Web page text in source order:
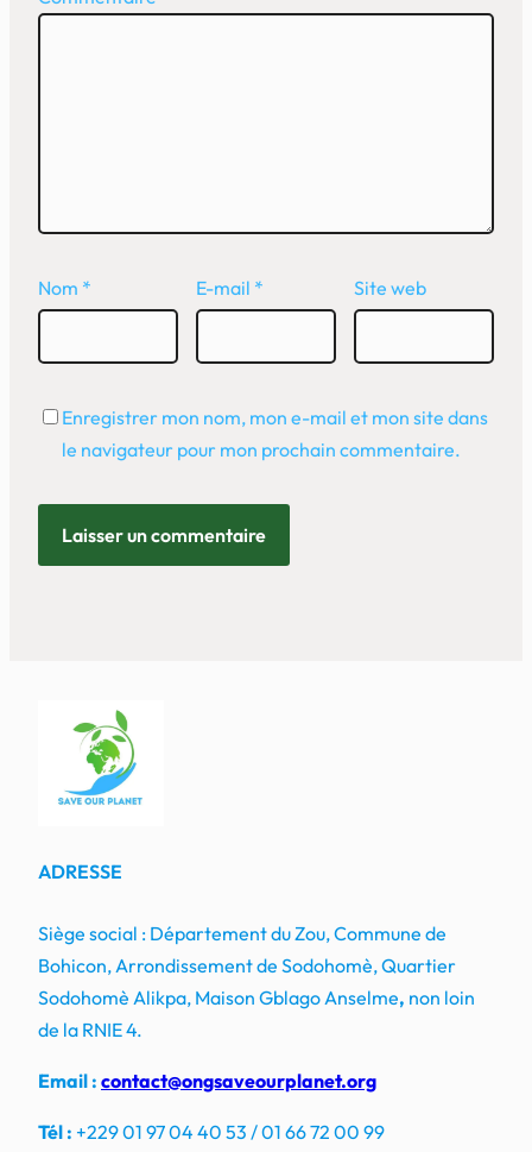
Nom * E-mail * Site web
Enregistrer mon nom, mon e-mail et mon site dans
le navigateur pour mon prochain commentaire.
ADRESSE
Siège social : Département du Zou, Commune de
Bohicon, Arrondissement de Sodohomè, Quartier
Sodohomè Alikpa, Maison Gblago Anselme, non loin
de la RNIE 4.
Email : contact@ongsaveourplanet.org
Tél : +229 01 97 04 40 53 / 01 66 72 00 99